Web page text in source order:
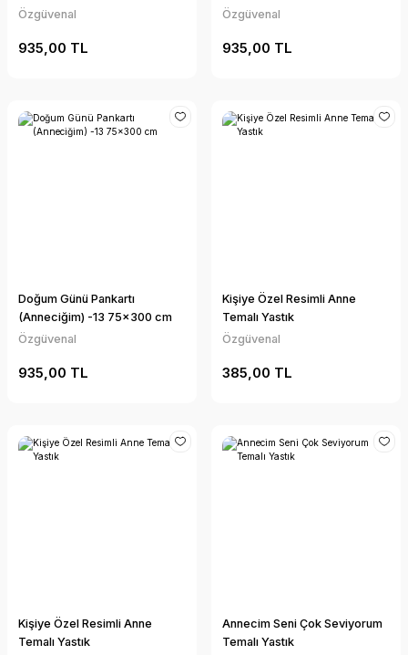
Özgüvenal
935,00 TL
Özgüvenal
935,00 TL
Doğum Günü Pankartı
(Anneciğim) -13 75x300 cm
Özgüvenal
935,00 TL
Kişiye Özel Resimli Anne
Temalı Yastık
Özgüvenal
385,00 TL
Kişiye Özel Resimli Anne
Temalı Yastık
Annecim Seni Çok Seviyorum
Temalı Yastık